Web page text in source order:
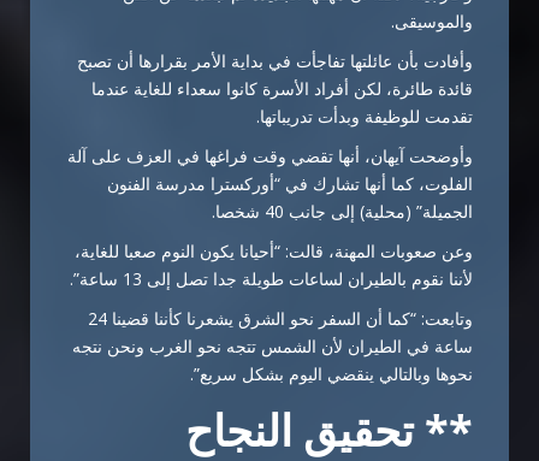
والموسيقى.
وأفادت بأن عائلتها تفاجأت في بداية الأمر بقرارها أن تصبح
قائدة طائرة، لكن أفراد الأسرة كانوا سعداء للغاية عندما
تقدمت للوظيفة وبدأت تدريباتها.
وأوضحت آيهان، أنها تقضي وقت فراغها في العزف على آلة
الفلوت، كما أنها تشارك في “أوركسترا مدرسة الفنون
الجميلة” (محلية) إلى جانب 40 شخصا.
وعن صعوبات المهنة، قالت: “أحيانا يكون النوم صعبا للغاية،
لأننا نقوم بالطيران لساعات طويلة جدا تصل إلى 13 ساعة”.
وتابعت: “كما أن السفر نحو الشرق يشعرنا كأننا قضينا 24
ساعة في الطيران لأن الشمس تتجه نحو الغرب ونحن نتجه
نحوها وبالتالي ينقضي اليوم بشكل سريع”.​​​​​​​
** تحقيق النجاح